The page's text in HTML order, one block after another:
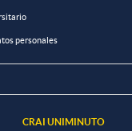
personales
CRAI UNIMINUTO